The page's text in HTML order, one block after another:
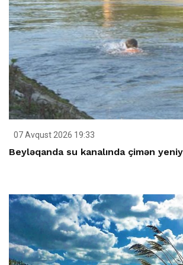
07 Avqust 2026 19:33
Beyləqanda su kanalında çimən